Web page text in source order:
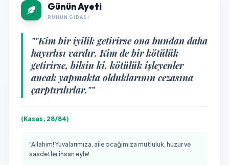
Günün Ayeti
RUHUN GIDASI
""Kim bir iyilik getirirse ona bundan daha
hayırlısı vardır. Kim de bir kötülük
getirirse, bilsin ki, kötülük işleyenler
ancak yapmakta olduklarının cezasına
çarptırılırlar.""
(Kasas, 28/84)
"Allahım! Yuvalarımıza, aile ocağımıza mutluluk, huzur ve
saadetler ihsan eyle!